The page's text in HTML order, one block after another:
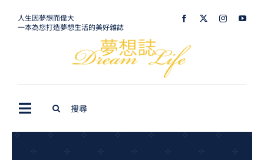
人生因夢想而偉大
一本為您打造夢想生活的美好雜誌
Toggle
Navigation